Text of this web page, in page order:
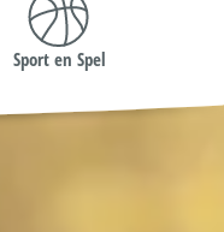
Sport en Spel